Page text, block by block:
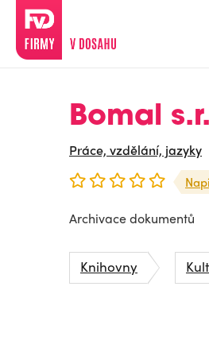
Bomal
Práce, vzdělání, jazyky
Archivace dokumentů
Knihovny